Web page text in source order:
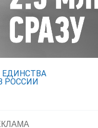
ЕДИНСТВА
РОССИИ